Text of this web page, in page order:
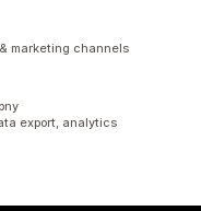
marketing channels
export, analytics